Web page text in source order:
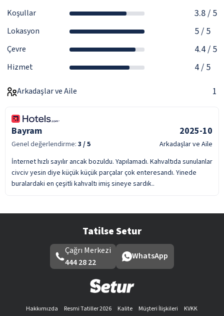
Koşullar 3.8/ 5
Lokasyon 5/ 5
Çevre 4.4/ 5
Hizmet 4/ 5
Arkadaşlar ve Aile 1
Bayram 2025-10
Genel değerlendirme: 3 / 5
Arkadaşlar ve Aile
İnternet hızlı sayılır ancak bozuldu. Yapılamadı. Kahvaltıda sunulanlar
civciv yesin diye küçük küçük parçalar çok enteresandı. Yinede
buralardaki en çeşitli kahvaltı imiş sineye sardık..
Tatilse Setur
Çağrı Merkezi
444 28 22
WhatsApp
Hakkımızda Resmi Tatiller 2026 Kalite Müşteri İlişkileri
KVKK